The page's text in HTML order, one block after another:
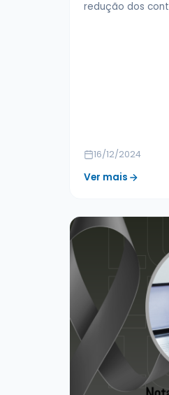
redução dos
16/12/2024
Ver mais